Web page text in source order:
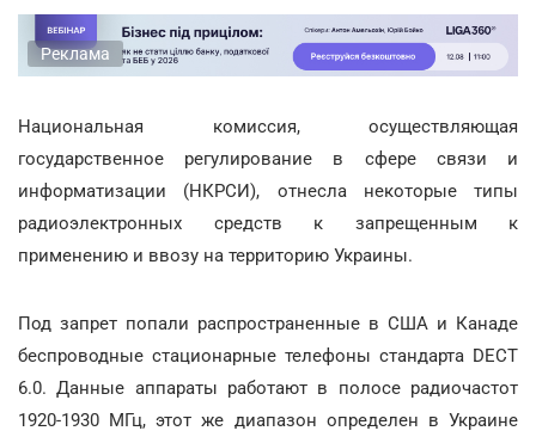
Реклама
Национальная комиссия, осуществляющая
государственное регулирование в сфере связи и
информатизации (НКРСИ), отнесла некоторые типы
радиоэлектронных средств к запрещенным к
применению и ввозу на территорию Украины.
Под запрет попали распространенные в США и Канаде
беспроводные стационарные телефоны стандарта DECT
6.0. Данные аппараты работают в полосе радиочастот
1920-1930 МГц, этот же диапазон определен в Украине